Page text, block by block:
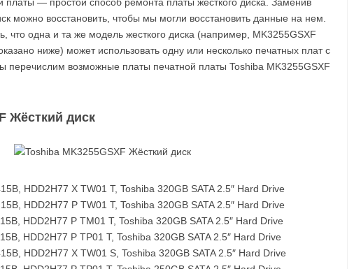
можно восстановить, чтобы мы могли восстановить данные на нем.
что одна и та же модель жесткого диска (например, MK3255GSXF
ниже) может использовать одну или несколько печатных плат с
перечислим возможные платы печатной платы Toshiba MK3255GSXF
Жёсткий диск
HDD2H77 X TW01 T, Toshiba 320GB SATA 2.5″ Hard Drive
HDD2H77 P TW01 T, Toshiba 320GB SATA 2.5″ Hard Drive
HDD2H77 P TM01 T, Toshiba 320GB SATA 2.5″ Hard Drive
HDD2H77 P TP01 T, Toshiba 320GB SATA 2.5″ Hard Drive
HDD2H77 X TW01 S, Toshiba 320GB SATA 2.5″ Hard Drive